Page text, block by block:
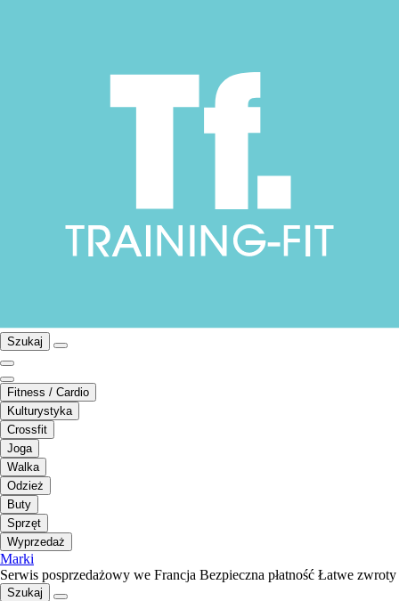
Szukaj
Fitness / Cardio
Kulturystyka
Crossfit
Joga
Walka
Odzież
Buty
Sprzęt
Wyprzedaż
Marki
Serwis posprzedażowy we Francja Bezpieczna płatność Łatwe zwroty
Szukaj